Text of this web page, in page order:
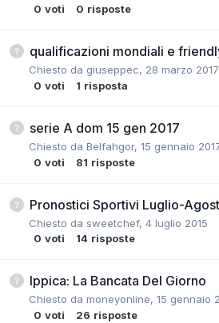
0 voti 0 risposte
qualificazioni mondiali e
Chiesto da giuseppec, 28 marzo 2017
0 voti 1 risposta
serie A dom 15 gen 2017
Chiesto da Belfahgor, 15 gennaio
0 voti 81 risposte
Pronostici Sportivi Luglio-
Chiesto da sweetchef, 4 luglio 2015
0 voti 14 risposte
Ippica: La Bancata Del Giorno
Chiesto da moneyonline, 15 gennaio
0 voti 26 risposte